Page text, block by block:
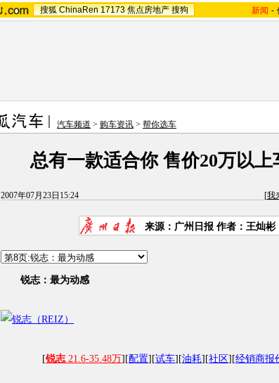
搜狐 ChinaRen 17173 焦点房地产 搜狗 新闻 -
汽车频道 > 购车资讯 > 帮你选车
总有一款适合你 售价20万以上
2007年07月23日15:24 [我
来源：广州日报 作者：王灿彬
锐志：最为动感
[锐志21.6-35.48万][配置][试车][油耗][社区][经销商报